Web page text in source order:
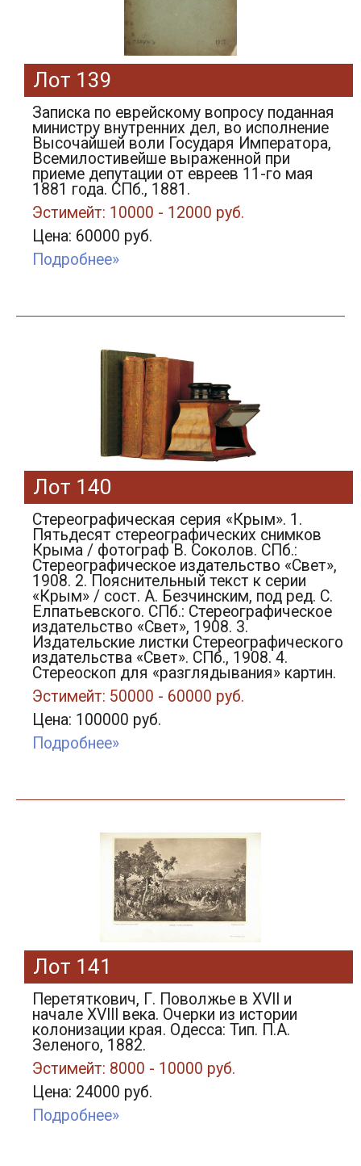
Лот 139
Записка по еврейскому вопросу поданная
министру внутренних дел, во исполнение
Высочайшей воли Государя Императора,
Всемилостивейше выраженной при
приеме депутации от евреев 11-го мая
1881 года. СПб., 1881.
Эстимейт: 10000 - 12000 руб.
Цена: 60000 руб.
Подробнее»
Лот 140
Стереографическая серия «Крым». 1.
Пятьдесят стереографических снимков
Крыма / фотограф В. Соколов. СПб.:
Стереографическое издательство «Свет»,
1908. 2. Пояснительный текст к серии
«Крым» / сост. А. Безчинским, под ред. С.
Елпатьевского. СПб.: Стереографическое
издательство «Свет», 1908. 3.
Издательские листки Стереографического
издательства «Свет». СПб., 1908. 4.
Стереоскоп для «разглядывания» картин.
Эстимейт: 50000 - 60000 руб.
Цена: 100000 руб.
Подробнее»
Лот 141
Перетяткович, Г. Поволжье в XVII и
начале XVIII века. Очерки из истории
колонизации края. Одесса: Тип. П.А.
Зеленого, 1882.
Эстимейт: 8000 - 10000 руб.
Цена: 24000 руб.
Подробнее»